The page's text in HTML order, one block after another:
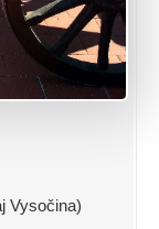
Vysočina)